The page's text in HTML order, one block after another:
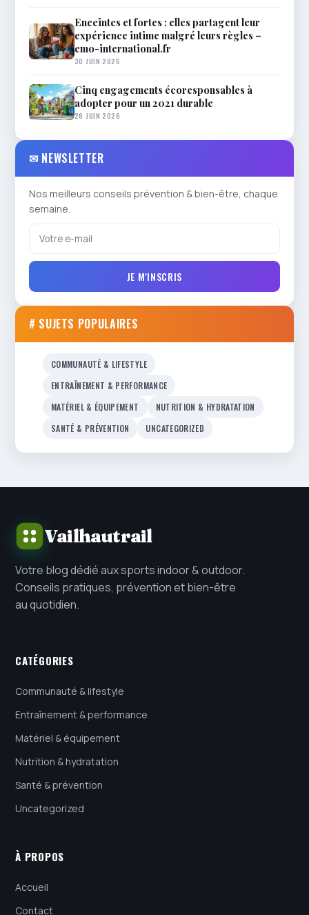
Enceintes et fortes : elles partagent leur
expérience intime malgré leurs règles –
emo-international.fr
30 JUIN 2026
Cinq engagements écoresponsables à
adopter pour un 2021 durable
26 JUIN 2026
✉ NEWSLETTER
Nos meilleurs conseils prévention & bien-être, chaque
semaine.
JE M'INSCRIS
# SUJETS POPULAIRES
COMMUNAUTÉ & LIFESTYLE
ENTRAÎNEMENT & PERFORMANCE
MATÉRIEL & ÉQUIPEMENT
NUTRITION & HYDRATATION
SANTÉ & PRÉVENTION
UNCATEGORIZED
Vailhautrail
Votre blog dédié aux sports indoor & outdoor.
Conseils pratiques, prévention et bien-être
au quotidien.
CATÉGORIES
Communauté & lifestyle
Entraînement & performance
Matériel & équipement
Nutrition & hydratation
Santé & prévention
Uncategorized
À PROPOS
Accueil
Contact